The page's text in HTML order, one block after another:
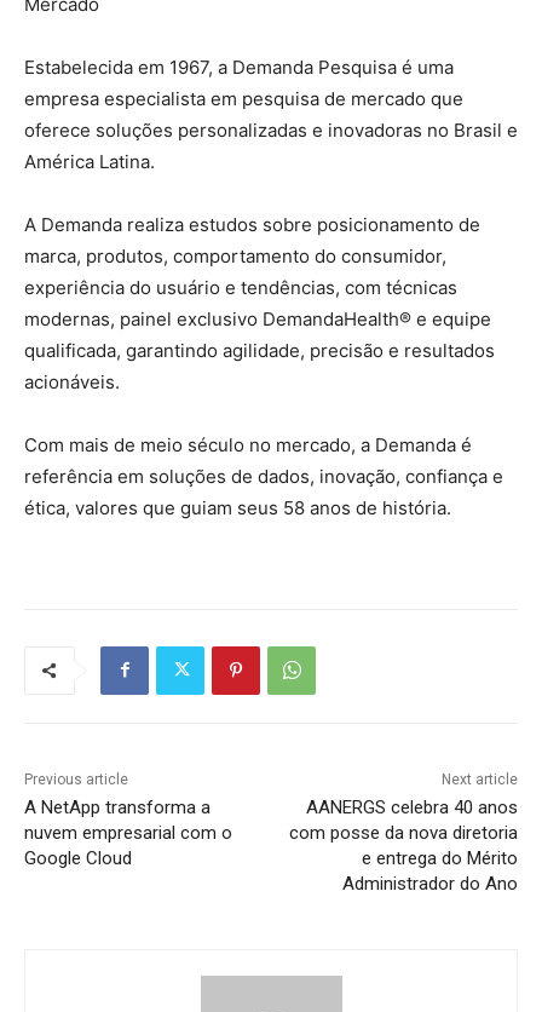
Estabelecida em 1967, a Demanda Pesquisa é uma
empresa especialista em pesquisa de mercado que
oferece soluções personalizadas e inovadoras no Brasil e
América Latina.
A Demanda realiza estudos sobre posicionamento de
marca, produtos, comportamento do consumidor,
experiência do usuário e tendências, com técnicas
modernas, painel exclusivo DemandaHealth® e equipe
qualificada, garantindo agilidade, precisão e resultados
acionáveis.
Com mais de meio século no mercado, a Demanda é
referência em soluções de dados, inovação, confiança e
ética, valores que guiam seus 58 anos de história.
Previous article
A NetApp transforma a
nuvem empresarial com o
Google Cloud
Next article
AANERGS celebra 40 anos
com posse da nova diretoria
e entrega do Mérito
Administrador do Ano